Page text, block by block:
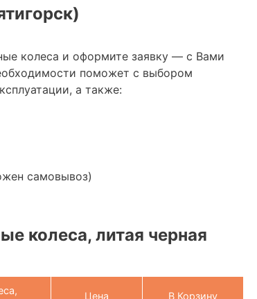
колеса и оформите заявку — с Вами
поможет с выбором
а также:
самовывоз)
колеса, литая черная
Цена В Корзину